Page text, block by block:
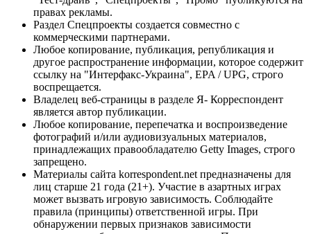
правах рекламы.
Раздел Спецпроекты создается совместно с
коммерческими партнерами.
Любое копирование, публикация, републикация и
другое распространение информации, которое содержит
ссылку на "Интерфакс-Украина", EPA / UPG, строго
воспрещается.
Владелец веб-страницы в разделе Я- Корреспондент
является автор публикации.
Любое копирование, перепечатка и воспроизведение
фотографий и/или аудиовизуальных материалов,
принадлежащих правообладателю Getty Images, строго
запрещено.
Материалы сайта korrespondent.net предназначены для
лиц старше 21 года (21+). Участие в азартных играх
может вызвать игровую зависимость. Соблюдайте
правила (принципы) ответственной игры. При
обнаружении первых признаков зависимости